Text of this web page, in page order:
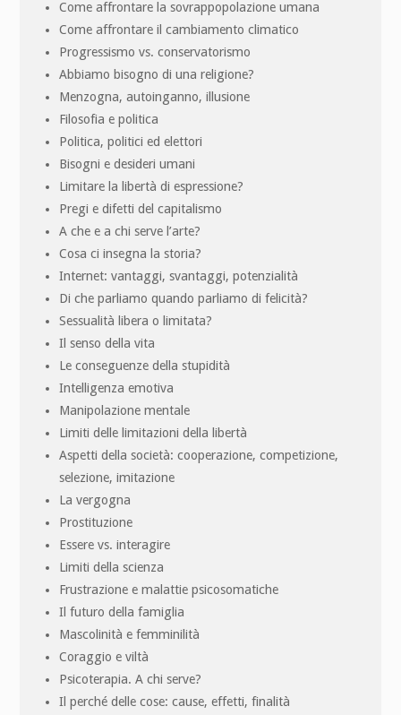
Come affrontare la sovrappopolazione umana
Come affrontare il cambiamento climatico
Progressismo vs. conservatorismo
Abbiamo bisogno di una religione?
Menzogna, autoinganno, illusione
Filosofia e politica
Politica, politici ed elettori
Bisogni e desideri umani
Limitare la libertà di espressione?
Pregi e difetti del capitalismo
A che e a chi serve l’arte?
Cosa ci insegna la storia?
Internet: vantaggi, svantaggi, potenzialità
Di che parliamo quando parliamo di felicità?
Sessualità libera o limitata?
Il senso della vita
Le conseguenze della stupidità
Intelligenza emotiva
Manipolazione mentale
Limiti delle limitazioni della libertà
Aspetti della società: cooperazione, competizione,
selezione, imitazione
La vergogna
Prostituzione
Essere vs. interagire
Limiti della scienza
Frustrazione e malattie psicosomatiche
Il futuro della famiglia
Mascolinità e femminilità
Coraggio e viltà
Psicoterapia. A chi serve?
Il perché delle cose: cause, effetti, finalità